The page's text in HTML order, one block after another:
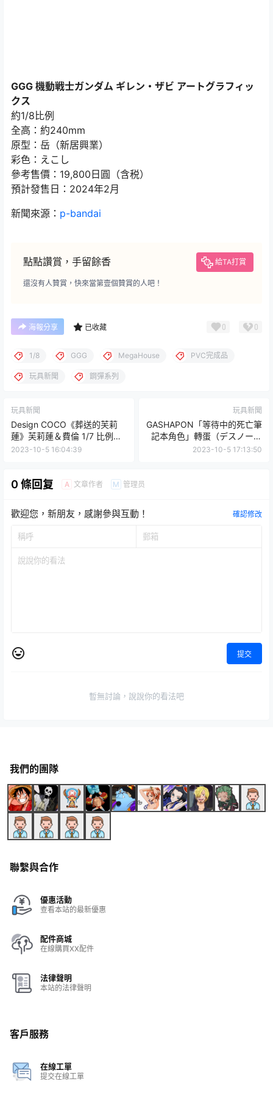
GGG 機動戦士ガンダム ギレン・ザビ アートグラフィッ
クス
約1/8比例
全高：約240mm
原型：岳（新居興業）
彩色：えこし
參考售價：19,800日圓（含税）
預計發售日：2024年2月
新聞來源： p-bandai
點點讚賞，手留餘香 給TA打賞
還沒有人贊賞，快來當第壹個贊賞的人吧！
海報分享 已收藏 0 0
1/8 GGG MegaHouse PVC完成品
玩具新聞 鋼彈系列
玩具新聞
Design COCO《葬送的芙莉
蓮》芙莉蓮＆費倫 1/7 比例模
型 公開
2023-10-5 16:04:39
玩具新聞
GASHAPON「等待中的死亡筆
記本角色」轉蛋（デスノート
まちぼうけ）
2023-10-5 17:13:50
0 條回复 A 文章作者 M 管理员
歡迎您，新朋友，感謝參與互動！ 確認修改
提交
暫無討論，說說你的看法吧
我們的團隊
聯繫與合作
優惠活動
查看本站的最新優惠
配件商城
在線購買XX配件
法律聲明
本站的法律聲明
客戶服務
在線工單
提交在線工單